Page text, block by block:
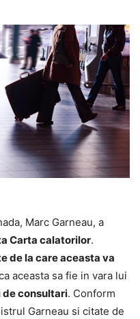
Marc Garneau, a
Carta calatorilor.
de la care aceasta va
aceasta sa fie in vara lui
de consultari. Conform
Garneau si citate de